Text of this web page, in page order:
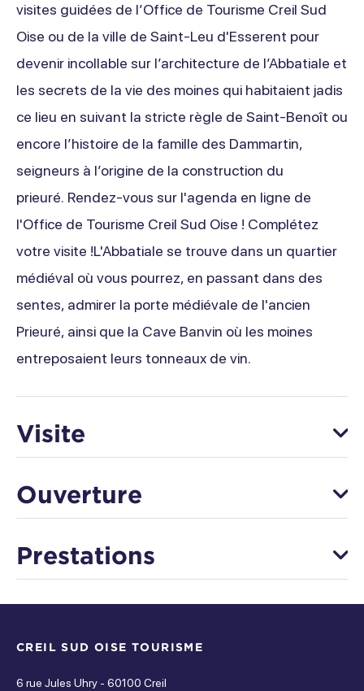
visites guidées de l’Office de Tourisme Creil Sud
Oise ou de la ville de Saint-Leu d'Esserent pour
devenir incollable sur l’architecture de l’Abbatiale et
les secrets de la vie des moines qui habitaient jadis
ce lieu en suivant la stricte règle de Saint-Benoît ou
encore l’histoire de la famille des Dammartin,
seigneurs à l’origine de la construction du
prieuré. Rendez-vous sur l'agenda en ligne de
l'Office de Tourisme Creil Sud Oise ! Complétez
votre visite !L'Abbatiale se trouve dans un quartier
médiéval où vous pourrez, en passant dans des
sentes, admirer la porte médiévale de l'ancien
Prieuré, ainsi que la Cave Banvin où les moines
entreposaient leurs tonneaux de vin.
Visite
Langues visite
Français
Ouverture
Fermé
Prestations
Services
Parking gratuit Toilettes
CREIL SUD OISE TOURISME
6 rue Jules Uhry - 60100 Creil